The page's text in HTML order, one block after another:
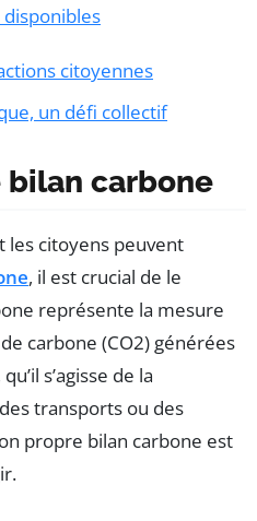
citoyennes
un défi collectif
carbone
les citoyens peuvent
, il est crucial de le
représente la mesure
carbone (CO2) générées
s’agisse de la
transports ou des
propre bilan carbone est